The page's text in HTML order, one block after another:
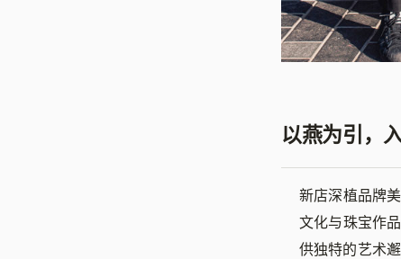
以燕为引，
新店深植品牌
文化与珠宝作
供独特的艺术邂